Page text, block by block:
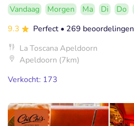
Vandaag Morgen Ma Di Do
9.3
Perfect • 269 beoordelingen
La Toscana Apeldoorn
Apeldoorn (7km)
Verkocht: 173